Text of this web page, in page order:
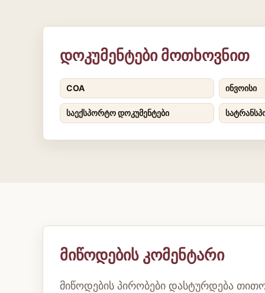
დოკუმენტები მოთხოვნით
COA ინვოისი
საექსპორტო დოკუმენტები
მიწოდების კომენტარი
მიწოდების პირობები დასტურდება